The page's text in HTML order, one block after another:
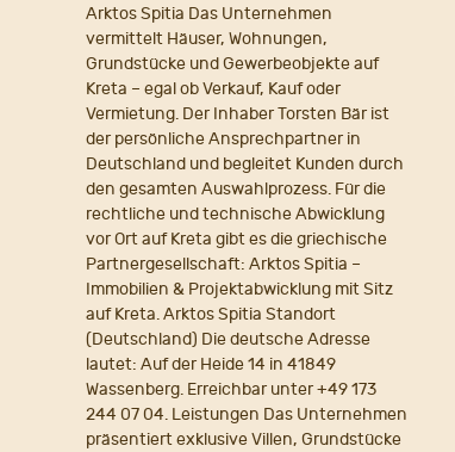
Arktos Spitia Das Unternehmen
vermittelt Häuser, Wohnungen,
Grundstücke und Gewerbeobjekte auf
Kreta – egal ob Verkauf, Kauf oder
Vermietung. Der Inhaber Torsten Bär ist
der persönliche Ansprechpartner in
Deutschland und begleitet Kunden durch
den gesamten Auswahlprozess. Für die
rechtliche und technische Abwicklung
vor Ort auf Kreta gibt es die griechische
Partnergesellschaft: Arktos Spitia –
Immobilien & Projektabwicklung mit Sitz
auf Kreta. Arktos Spitia Standort
(Deutschland) Die deutsche Adresse
lautet: Auf der Heide 14 in 41849
Wassenberg. Erreichbar unter +49 173
244 07 04. Leistungen Das Unternehmen
präsentiert exklusive Villen, Grundstücke